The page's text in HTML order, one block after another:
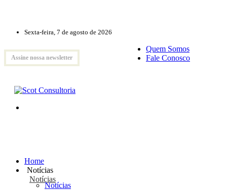
Sexta-feira, 7 de agosto de 2026
Assine nossa newsletter
Quem Somos
Fale Conosco
Home
Notícias
Notícias
Notícias